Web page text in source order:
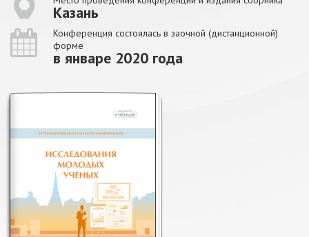
Казань
Конференция состоялась в заочной (дистанционной)
форме
в январе 2020 года